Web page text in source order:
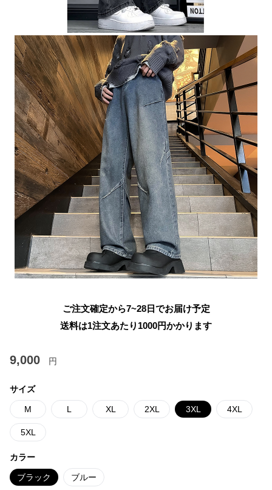
ご注文確定から7~28日でお届け予定
送料は1注文あたり 1000円かかります
9,000 円
サイズ
M L XL 2XL 3XL 4XL
5XL
カラー
ブラック ブルー